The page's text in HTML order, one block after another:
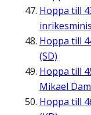
Hoppa till
Hoppa till
(SD)
Hoppa till
Mikael
Hoppa till